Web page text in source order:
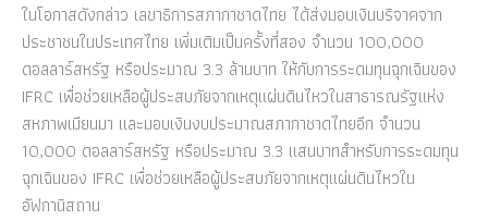
ในโอกาสดังกล่าว เลขาธิการสภากาชาดไทย ได้ส่งมอบเงินบริจาคจาก
ประชาชนในประเทศไทย เพิ่มเติมเป็นครั้งที่สอง จำนวน 100,000
ดอลลาร์สหรัฐ หรือประมาณ 3.3 ล้านบาท ให้กับการระดมทุนฉุกเฉินของ
IFRC เพื่อช่วยเหลือผู้ประสบภัยจากเหตุแผ่นดินไหวในสาธารณรัฐแห่ง
สหภาพเมียนมา และมอบเงินงบประมาณสภากาชาดไทยอีก จำนวน
10,000 ดอลลาร์สหรัฐ หรือประมาณ 3.3 แสนบาทสำหรับการระดมทุน
ฉุกเฉินของ IFRC เพื่อช่วยเหลือผู้ประสบภัยจากเหตุแผ่นดินไหวใน
อัฟกานิสถาน